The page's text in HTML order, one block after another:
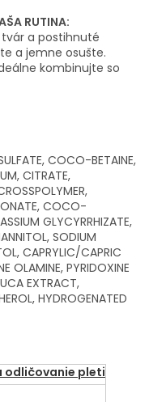
RUTINA:
a postihnuté
a jemne osušte.
kombinujte so
COCO-BETAINE,
CITRATE,
COCO-
GLYCYRRHIZATE,
SODIUM
CAPRYLIC/CAPRIC
OLAMINE, PYRIDOXINE
EXTRACT,
HYDROGENATED
odličovanie pleti